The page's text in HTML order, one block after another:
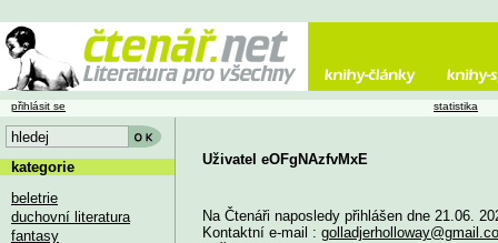
Uživatel eOFgNAzfvMxE
Na Čtenáři naposledy přihlášen dne 21.06.
Kontaktní e-mail :
přihlásit se statistika
kategorie
beletrie
duchovní literatura
fantasy